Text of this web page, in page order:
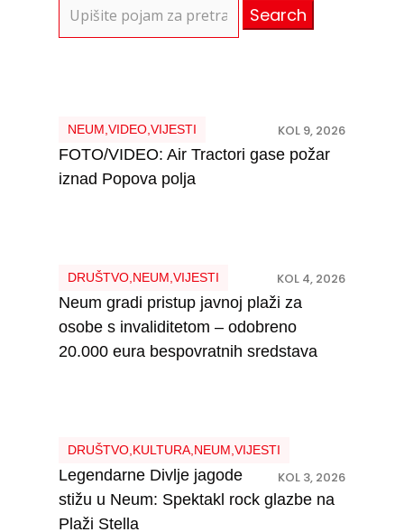
for:
NEUM VIDEO, VIJESTI KOL 9, 2026
FOTO/VIDEO: Air Tractori gase požar
iznad Popova polja
DRUŠTVO, NEUM VIJESTI KOL 4, 2026
Neum gradi pristup javnoj plaži za
osobe s invaliditetom – odobreno
20.000 eura bespovratnih sredstava
DRUŠTVO, KULTURA, NEUM VIJESTI
KOL 3, 2026
Legendarne Divlje jagode
stižu u Neum: Spektakl rock glazbe na
Plaži Stella